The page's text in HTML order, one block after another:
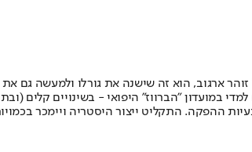
ארגוב, הוא זה שישנה את גורלו ולמעשה גם
"הברווז" היפואי - בשינויים קלים
ההפקה. התקליט ייצור היסטריה ויימכר